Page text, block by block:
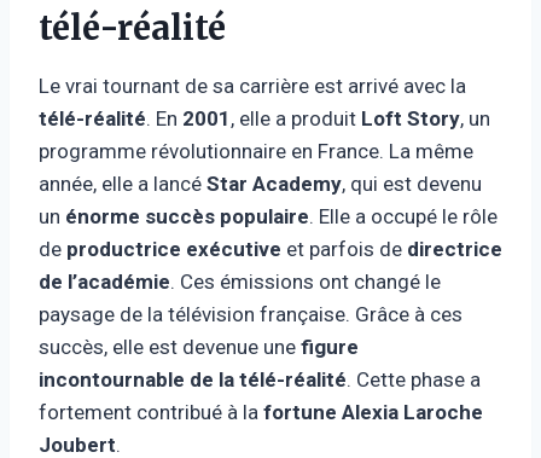
télé-réalité
Le vrai tournant de sa carrière est arrivé avec la
télé-réalité. En 2001 , elle a produit Loft Story, un
programme révolutionnaire en France. La même
année, elle a lancé Star Academy, qui est devenu
un énorme succès populaire. Elle a occupé le rôle
de productrice exécutive et parfois de directrice
de l’académie. Ces émissions ont changé le
paysage de la télévision française. Grâce à ces
succès, elle est devenue une figure
incontournable de la télé-réalité. Cette phase a
fortement contribué à la fortune Alexia Laroche
Joubert.